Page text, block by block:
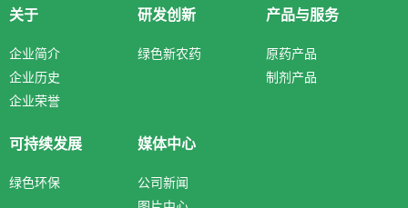
关于
企业简介
企业历史
企业荣誉
研发创新
绿色新农药
产品与服务
原药产品
制剂产品
可持续发展
绿色环保
媒体中心
公司新闻